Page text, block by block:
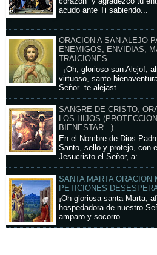
acudo ante Ti sabiendo...
ORACION A SAN ALEJO
ENEMIGOS, ENVIDIAS,
TRAICIONES...
¡Oh, glorioso san Alejo!,
virtuoso, santo
Señor te alejast...
SANGRE DE CRISTO,
LOS HIJOS
BIENESTAR...)
En el Nombre de Dios
Santo, sello y protejo, con
Jesucristo el Señor, a: ...
SANTA MARTA ORACION
PETICIONES
¡Oh gloriosa santa Marta,
hospedadora de nuestro
amparo y socorro...